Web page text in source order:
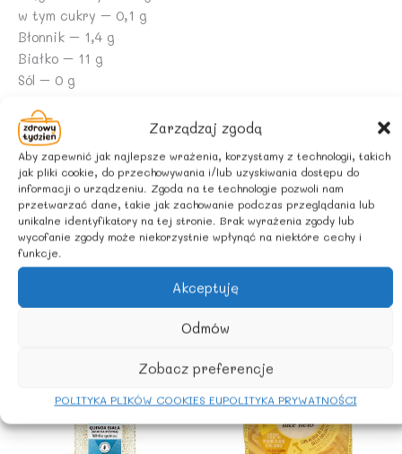
Zarządzaj zgodą
Aby zapewnić jak najlepsze wrażenia, korzystamy z technologii, takich
jak pliki cookie, do przechowywania i/lub uzyskiwania dostępu do
informacji o urządzeniu. Zgoda na te technologie pozwoli nam
przetwarzać dane, takie jak zachowanie podczas przeglądania lub
unikalne identyfikatory na tej stronie. Brak wyrażenia zgody lub
wycofanie zgody może niekorzystnie wpłynąć na niektóre cechy i
funkcje.
Akceptuję
Odmów
Zobacz preferencje
POLITYKA PLIKÓW COOKIES EUPOLITYKA PRYWATNOŚCI
w tym cukry – 0,1 g
Błonnik – 1,4 g
Białko – 11 g
Sól – 0 g
INFORMACJA ALERGENNA
Produkt może zawierać: ZBOŻA ZAWIERAJĄCE GLUTEN,
ORZESZKI ZIEMNE, ORZECHY, NASIONA SEZAMU, SOJĘ.
ZALECANE WARUNKI PRZECHOWYWANIA
Przechowywać w suchym i chłodnym miejscu.
Podobne produkty